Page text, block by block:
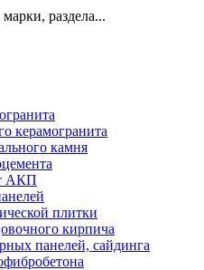
раздела...
керамогранита
камня
АКП
плитки
кирпича
панелей, сайдинга